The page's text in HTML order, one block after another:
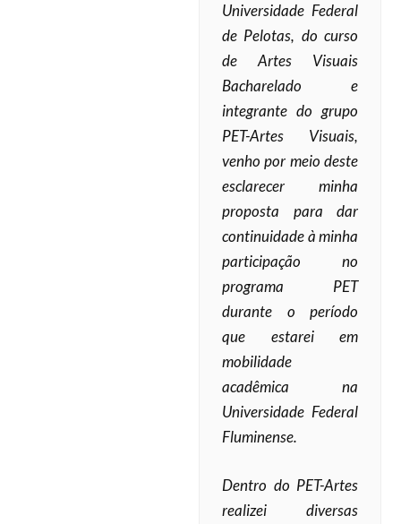
Universidade Federal
de Pelotas, do curso
de Artes Visuais
Bacharelado e
integrante do grupo
PET-Artes Visuais,
venho por meio deste
esclarecer minha
proposta para dar
continuidade à minha
participação no
programa PET
durante o período
que estarei em
mobilidade
acadêmica na
Universidade Federal
Fluminense.
Dentro do PET-Artes
realizei diversas